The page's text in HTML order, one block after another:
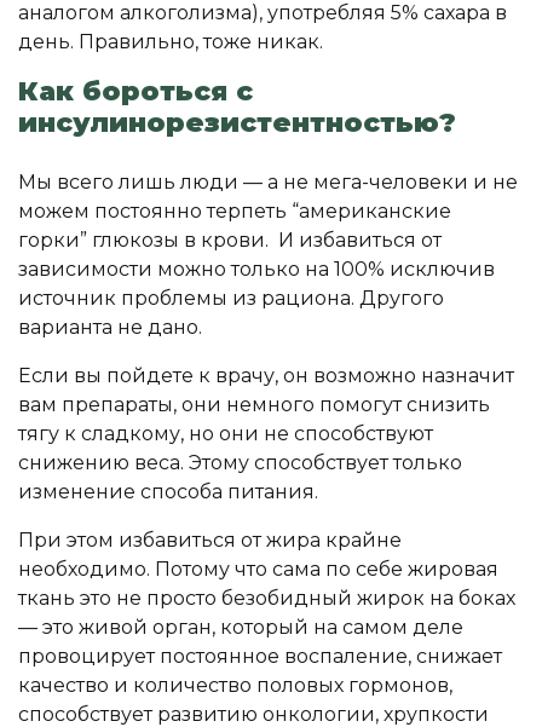
аналогом алкоголизма), употребляя 5% сахара в
день. Правильно, тоже никак.
Как бороться с
инсулинорезистентностью?
Мы всего лишь люди — а не мега-человеки и не
можем постоянно терпеть “американские
горки” глюкозы в крови. И избавиться от
зависимости можно только на 100% исключив
источник проблемы из рациона. Другого
варианта не дано.
Если вы пойдете к врачу, он возможно назначит
вам препараты, они немного помогут снизить
тягу к сладкому, но они не способствуют
снижению веса. Этому способствует только
изменение способа питания.
При этом избавиться от жира крайне
необходимо. Потому что сама по себе жировая
ткань это не просто безобидный жирок на боках
— это живой орган, который на самом деле
провоцирует постоянное воспаление, снижает
качество и количество половых гормонов,
способствует развитию онкологии, хрупкости